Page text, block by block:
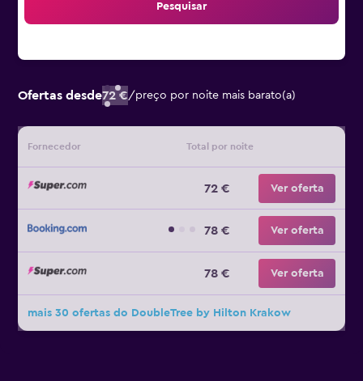
Pesquisar
Ofertas desde72 €/preço por noite mais barato(a)
Fornecedor Total por noite
72 € Ver oferta
78 € Ver oferta
78 € Ver oferta
mais 30 ofertas do DoubleTree by Hilton Krakow